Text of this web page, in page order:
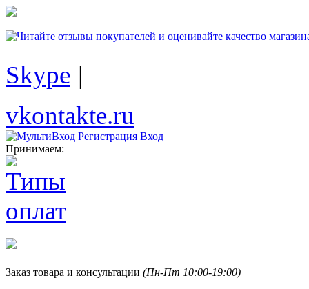
Skype |
vkontakte.ru
Регистрация Вход
Принимаем:
Заказ товара и консультации (Пн-Пт 10:00-19:00)